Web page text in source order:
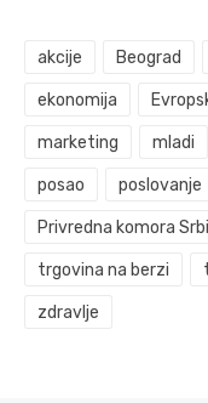
akcije Beograd
ekonomija
marketing mladi
posao poslovanje
Privredna komora
trgovina na berzi
zdravlje